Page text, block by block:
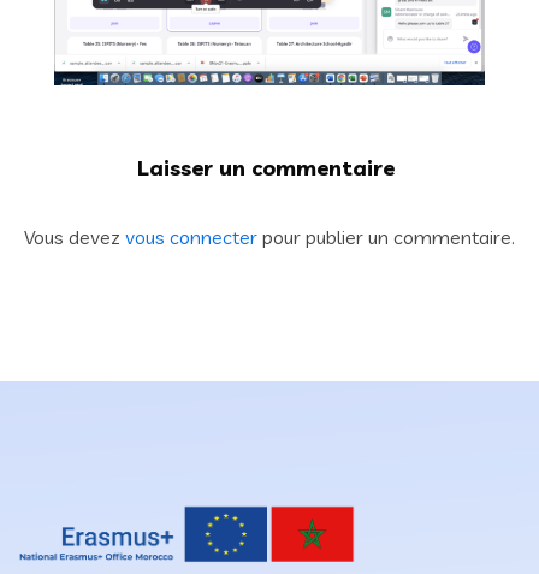
Laisser un commentaire
Vous devez vous connecter pour publier un commentaire.